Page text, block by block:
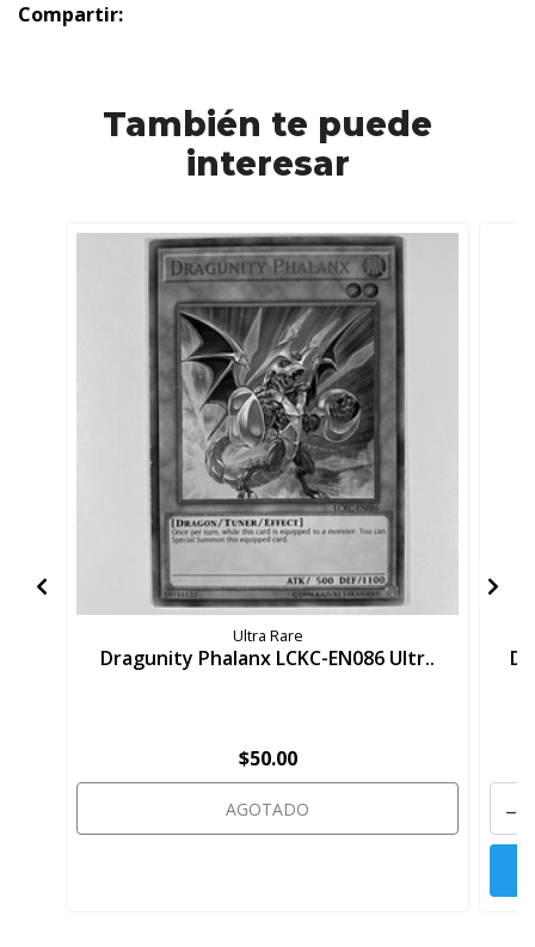
Compartir:
También te puede
interesar
Ultra Rare
Dragunity Phalanx LCKC-EN086 Ultr..
$50.00
AGOTADO -